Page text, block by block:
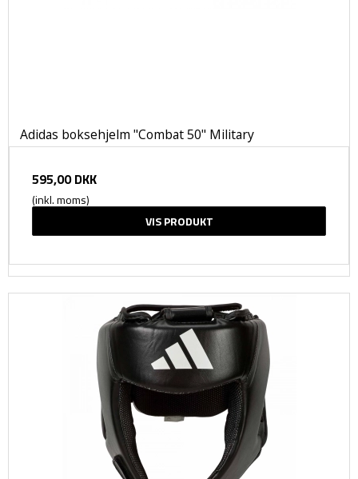
Adidas boksehjelm "Combat 50" Military
595,00 DKK
(inkl. moms)
VIS PRODUKT